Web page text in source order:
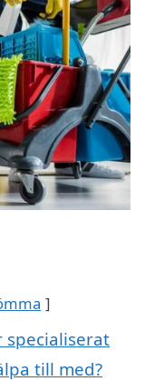
specialiserat
till med?